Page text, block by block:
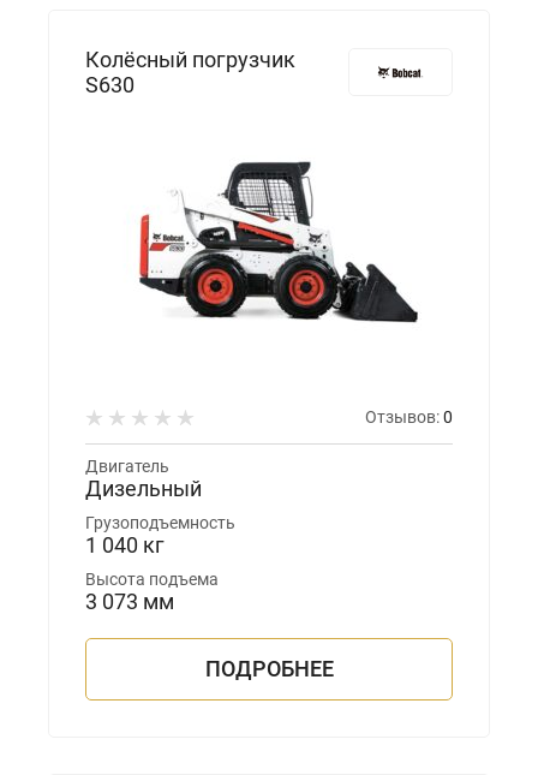
Колёсный погрузчик
S630
Отзывов:0
Двигатель
Дизельный
Грузоподъемность
1 040 кг
Высота подъема
3 073 мм
ПОДРОБНЕЕ